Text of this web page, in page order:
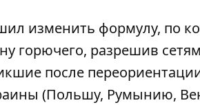
изменить формулу, по
горючего, разрешив
после
(Польшу, Румынию,